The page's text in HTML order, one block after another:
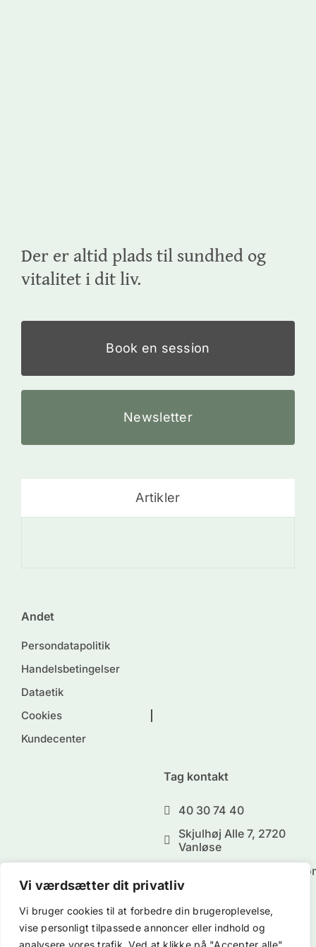
Vi værdsætter dit privatliv
Vi bruger cookies til at forbedre din brugeroplevelse,
vise personligt tilpassede annoncer eller indhold og
analysere vores trafik. Ved at klikke på "Accepter alle"
Der er altid plads til sundhed og
vitalitet i dit liv.
Book en session
Newsletter
Artikler
Andet
Persondatapolitik
Handelsbetingelser
Dataetik
Cookies
Kundecenter
Tag kontakt
40 30 74 40
Skjulhøj Alle 7, 2720
Vanløse